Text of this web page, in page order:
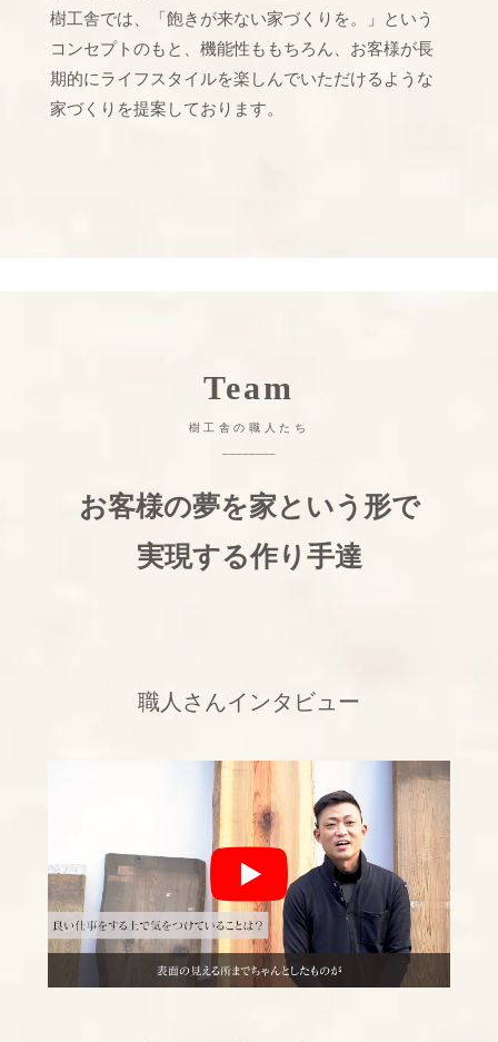
樹工舎では、「飽きが来ない家づくりを。」という
コンセプトのもと、機能性ももちろん、お客様が長
期的にライフスタイルを楽しんでいただけるような
家づくりを提案しております。
Team
樹工舎の職人たち
お客様の夢を家という形で
実現する作り手達
職人さんインタビュー